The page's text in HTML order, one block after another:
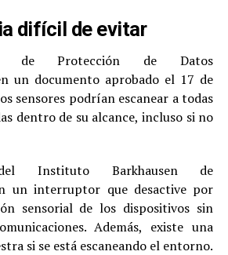
difícil de evitar
de Protección de Datos
un documento aprobado el 17 de
sensores podrían escanear a todas
dentro de su alcance, incluso si no
del Instituto Barkhausen de
un interruptor que desactive por
sensorial de los dispositivos sin
Además, existe una
si se está escaneando el entorno.